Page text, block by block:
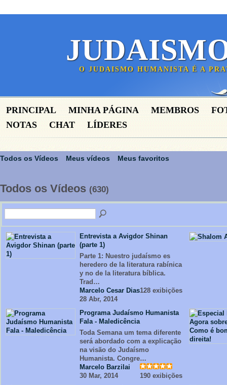
O JUDAISMO HUMANISTA É A
PRINCIPAL MINHA PÁGINA MEMBROS
NOTAS
CHAT LÍDERES
Todos os Vídeos Meus vídeos Meus favoritos
Todos os Vídeos (630)
Entrevista a Avigdor Shinan
(parte 1)
Parte 1: Nuestro judaísmo es
heredero de la literatura rabínica
y no de la literatura bíblica.
Trad…
Marcelo Cesar Dias
28 Abr, 2014
128 exibições
Programa Judaísmo Humanista
Fala - Maledicência
Toda Semana um tema diferente
será abordado com a explicação
na visão do Judaísmo
Humanista. Congre…
Marcelo Barzilai
30 Mar, 2014
190 exibições